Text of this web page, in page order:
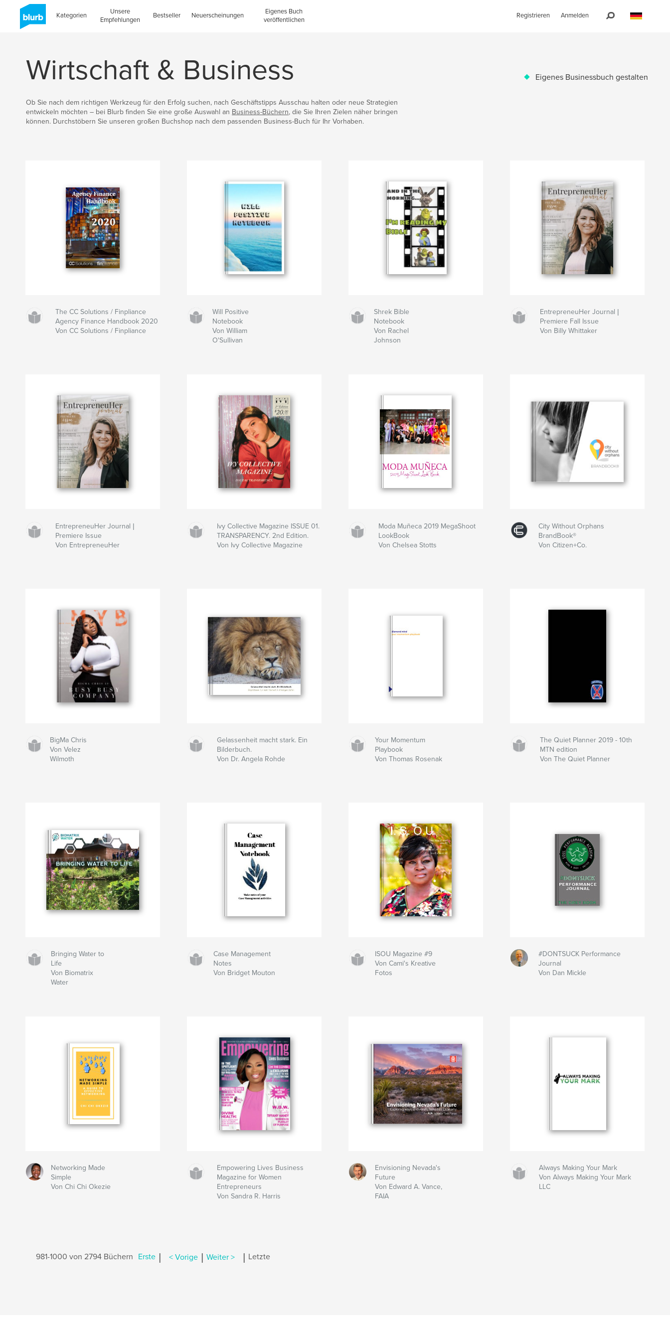
Kategorien
Unsere
Empfehlungen
Bestseller Neuerscheinungen
Eigenes Buch
veröffentlichen
Registrieren Anmelden
Wirtschaft & Business Eigenes Businessbuch gestalten
Ob Sie nach dem richtigen Werkzeug für den Erfolg suchen, nach Geschäftstipps Ausschau halten oder neue Strategien
entwickeln möchten – bei Blurb finden Sie eine große Auswahl an Business-Büchern, die Sie Ihren Zielen näher bringen
können. Durchstöbern Sie unseren großen Buchshop nach dem passenden Business-Buch für Ihr Vorhaben.
The CC Solutions / Finpliance
Agency Finance Handbook 2020
Von CC Solutions / Finpliance
Will Positive
Notebook
Von William
O'Sullivan
Shrek Bible
Notebook
Von Rachel
Johnson
EntrepreneuHer Journal |
Premiere Fall Issue
Von Billy Whittaker
EntrepreneuHer Journal |
Premiere Issue
Von EntrepreneuHer
Ivy Collective Magazine ISSUE 01.
TRANSPARENCY. 2nd Edition.
Von Ivy Collective Magazine
Moda Muñeca 2019 MegaShoot
LookBook
Von Chelsea Stotts
City Without Orphans
BrandBook®
Von Citizen+Co.
BigMa Chris
Von Velez
Wilmoth
Gelassenheit macht stark. Ein
Bilderbuch.
Von Dr. Angela Rohde
Your Momentum
Playbook
Von Thomas Rosenak
The Quiet Planner 2019 - 10th
MTN edition
Von The Quiet Planner
Bringing Water to
Life
Von Biomatrix
Water
Case Management
Notes
Von Bridget Mouton
ISOU Magazine #9
Von Cami's Kreative
Fotos
#DONTSUCK Performance
Journal
Von Dan Mickle
Networking Made
Simple
Von Chi Chi Okezie
Empowering Lives Business
Magazine for Women
Entrepreneurs
Von Sandra R. Harris
Envisioning Nevada's
Future
Von Edward A. Vance,
FAIA
Always Making Your Mark
Von Always Making Your Mark
LLC
981-1000 von 2794 Büchern Erste < Vorige Weiter > Letzte